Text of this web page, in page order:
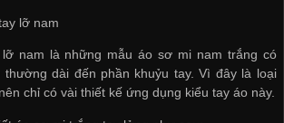
lỡ nam
nam là những mẫu áo sơ mi nam trắng có
thường dài đến phần khuỷu tay. Vì đây là loại
chỉ có vài thiết kế ứng dụng kiểu tay áo này.